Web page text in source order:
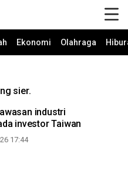
Ekonomi Olahraga
sier.
industri
investor Taiwan
17:44